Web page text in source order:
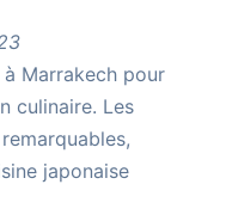
Marrakech pour
culinaire. Les
japonaise